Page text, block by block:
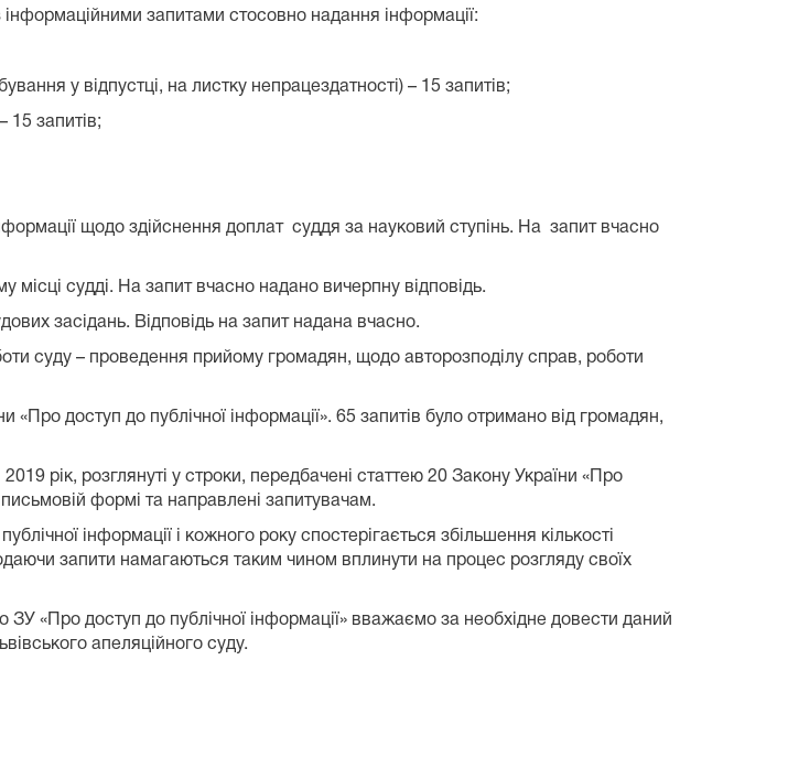
запитами стосовно надання інформації:
у відпустці, на листку непрацездатності) – 15 запитів;
15 запитів;
щодо здійснення доплат суддя за науковий ступінь. На запит вчасно
судді. На запит вчасно надано вичерпну відповідь.
засідань. Відповідь на запит надана вчасно.
суду – проведення прийому громадян, щодо авторозподілу справ, роботи
«Про доступ до публічної інформації». 65 запитів було отримано від громадян,
рік, розглянуті у строки, передбачені статтею 20 Закону України «Про
письмовій формі та направлені запитувачам.
інформації і кожного року спостерігається збільшення кількості
запити намагаються таким чином вплинути на процес розгляду своїх
«Про доступ до публічної інформації» вважаємо за необхідне довести даний
апеляційного суду.